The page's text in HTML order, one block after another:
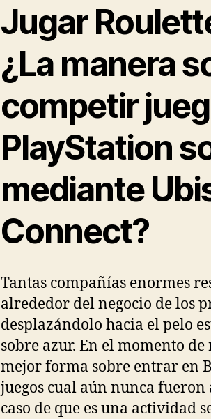
Jugar
¿La manera
competir
PlayStation
mediante
Connect?
Tantas compañías enormes
alrededor del negocio de los
desplazándolo hacia el pelo
sobre azur. En el momento de
mejor forma sobre entrar en
juegos cual aún nunca fueron
caso de que es una actividad